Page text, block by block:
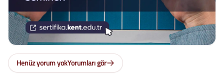
Henüz yorum yokYorumları gör